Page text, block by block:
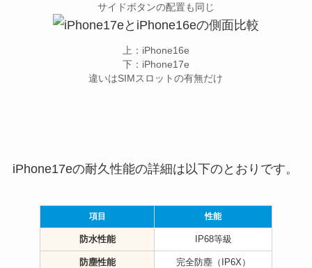
サイドボタンの配置も同じ
上：iPhone16e
下：iPhone17e
違いはSIMスロットの有無だけ
iPhone17eの耐久性能の詳細は以下のとおりです。
項目 性能
防水性能 IP68等級
防塵性能 完全防塵（IP6X）